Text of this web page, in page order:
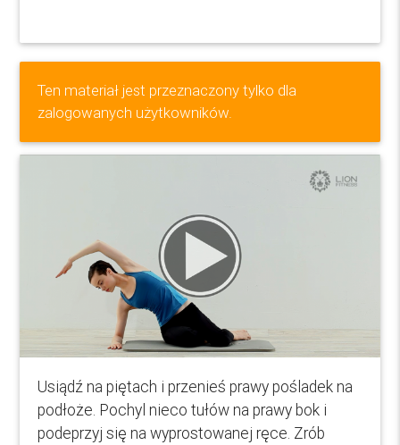
Ten materiał jest przeznaczony tylko dla
zalogowanych użytkowników.
Usiądź na piętach i przenieś prawy pośladek na
podłoże. Pochyl nieco tułów na prawy bok i
podeprzyj się na wyprostowanej ręce. Zrób